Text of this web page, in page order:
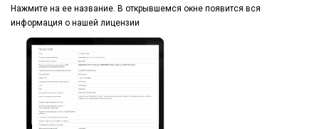
Нажмите на ее название. В открывшемся окне появится вся
информация о нашей лицензии